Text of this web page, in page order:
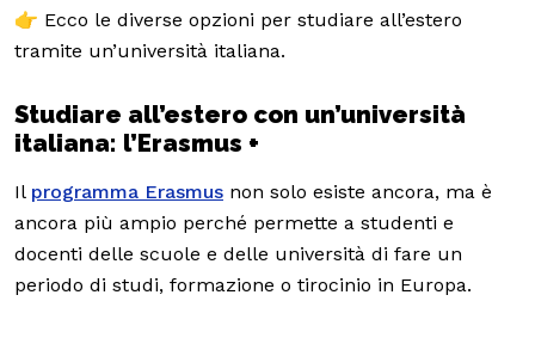
👉 Ecco le diverse opzioni per studiare all’estero
tramite un’università italiana.
Studiare all’estero con un’università
italiana: l’Erasmus +
Il programma Erasmus non solo esiste ancora, ma è
ancora più ampio perché permette a studenti e
docenti delle scuole e delle università di fare un
periodo di studi, formazione o tirocinio in Europa.